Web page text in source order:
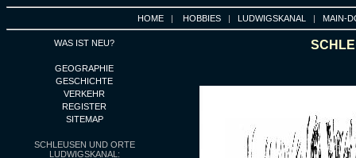
HOME | HOBBIES | LUDWIGSKANAL | MAIN-
WAS IST NEU?
GEOGRAPHIE
GESCHICHTE
VERKEHR
REGISTER
SITEMAP
SCHLEUSEN UND ORTE
LUDWIGSKANAL: